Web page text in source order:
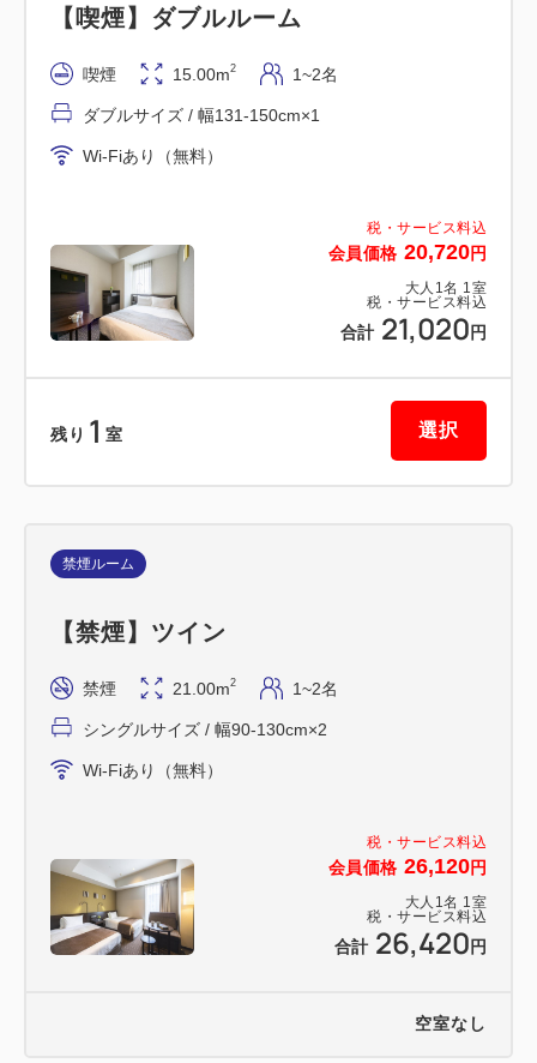
Ｒ総武線(千葉方面)→秋葉原駅 約15分
浜松町駅→ＪＲ山手線(上野方面)→秋葉原駅 約40分
・成田空港から新型スカイライナー日暮里駅→ＪＲ山
手線(上野方面)→秋葉原駅 約50分
1名1泊につき下記金額を、チェックインの際に別途
頂戴いたします。
・10，000円〜14，999円（サービス料込 / 税別）の
※2027年4月1日（木）以降の宿泊分より、宿泊税の
1人1泊 13,000円以上 宿泊金額の3％
2027年4月1日以降のご宿泊については新税率
税・サービス料込
会員価格 20,720円
大人 1 名 1 室
税・サービス料込
合計 21,020 円
【喫煙】ダブルルーム
喫煙 15.00m2 1~2名
ダブルサイズ / 幅131-150cm×1
Wi-Fiあり（無料）
残り 1 室 選択
税・サービス料込
会員価格 26,120円
大人 1 名 1 室
税・サービス料込
合計 26,420 円
禁煙ルーム
【禁煙】ツイン
禁煙 21.00m2 1~2名
シングルサイズ / 幅90-130cm×2
Wi-Fiあり（無料）
空室なし